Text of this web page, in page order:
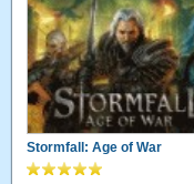
Stormfall: Age of War